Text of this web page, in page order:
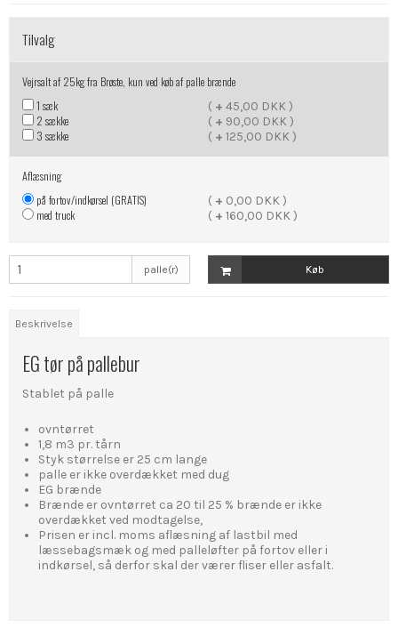
Tilvalg
Vejrsalt af 25kg fra Brøste, kun ved køb af palle brænde
1 sæk
( + 45,00 DKK )
2 sække ( + 90,00 DKK )
3 sække ( + 125,00 DKK )
Aflæsning
på fortov/indkørsel (GRATIS)
( + 0,00 DKK )
med truck ( + 160,00 DKK )
palle(r) Køb
Beskrivelse
EG tør på pallebur
Stablet på palle
ovntørret
1,8 m3 pr. tårn
Styk størrelse er 25 cm lange
palle er ikke overdækket med dug
EG brænde
Brænde er ovntørret ca 20 til 25 % brænde er ikke
overdækket ved modtagelse,
Prisen er incl. moms aflæsning af lastbil med
læssebagsmæk og med palleløfter på fortov eller i
indkørsel, så derfor skal der værer fliser eller asfalt.